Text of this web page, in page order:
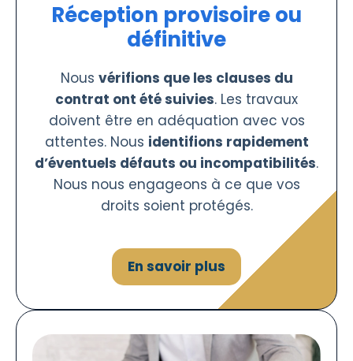
Réception provisoire ou
définitive
Nous vérifions que les clauses du
contrat ont été suivies. Les travaux
doivent être en adéquation avec vos
attentes. Nous identifions rapidement
d’éventuels défauts ou incompatibilités.
Nous nous engageons à ce que vos
droits soient protégés.
En savoir plus